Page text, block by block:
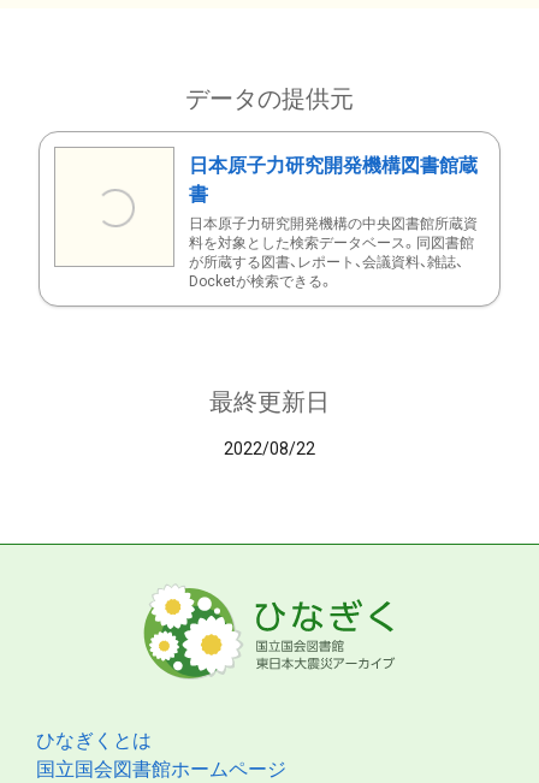
データの提供元
日本原子力研究開発機構図書館蔵
書
日本原子力研究開発機構の中央図書館所蔵資
料を対象とした検索データベース。同図書館
が所蔵する図書、レポート、会議資料、雑誌、
Docketが検索できる。
最終更新日
2022/08/22
ひなぎくとは
国立国会図書館ホームページ